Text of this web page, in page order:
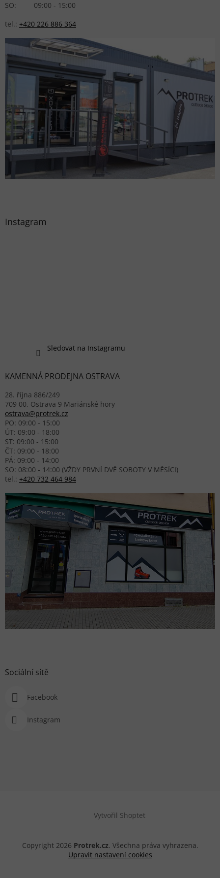
SO: 09:00 - 15:00
tel.: +420 226 886 364
Instagram
Sledovat na Instagramu
KAMENNÁ PRODEJNA OSTRAVA
28. října 886/249
709 00, Ostrava 9 Mariánské hory
ostrava@protrek.cz
PO: 09:00 - 15:00
ÚT: 09:00 - 18:00
ST: 09:00 - 15:00
ČT: 09:00 - 18:00
PÁ: 09:00 - 14:00
SO: 08:00 - 14:00 (VŽDY PRVNÍ DVĚ SOBOTY V MĚSÍCI)
tel.: +420 732 464 984
Sociální sítě
Facebook
Instagram
Vytvořil Shoptet
Copyright 2026 Protrek.cz. Všechna práva vyhrazena.
Upravit nastavení cookies